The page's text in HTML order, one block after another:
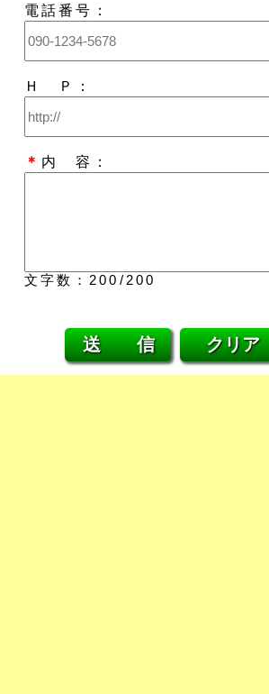
電話番号：
Ｈ Ｐ：
＊ 内 容：
文字数： 200 /200